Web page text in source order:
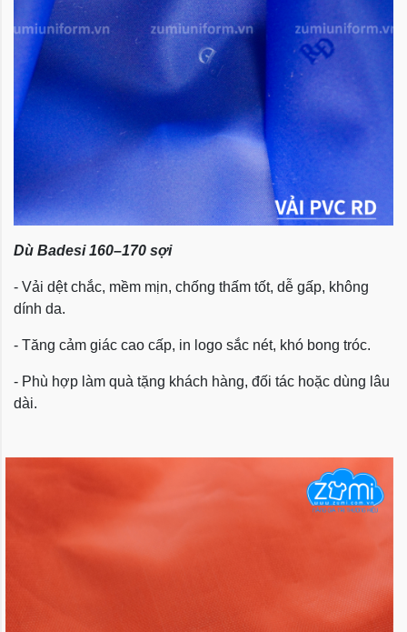
Dù Badesi 160–170 sợi
- Vải dệt chắc, mềm mịn, chống thấm tốt, dễ gấp, không
dính da.
- Tăng cảm giác cao cấp, in logo sắc nét, khó bong tróc.
- Phù hợp làm quà tặng khách hàng, đối tác hoặc dùng lâu
dài.